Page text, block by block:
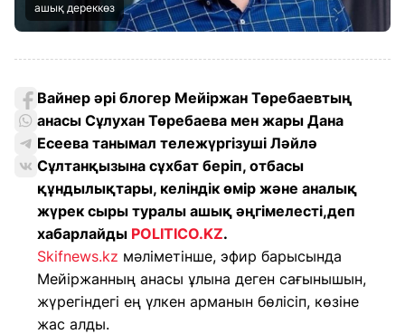
ашық дереккөз
Вайнер әрі блогер Мейіржан Төребаевтың
анасы Сұлухан Төребаева мен жары Дана
Есеева танымал тележүргізуші Ләйлә
Сұлтанқызына сұхбат беріп, отбасы
құндылықтары, келіндік өмір және аналық
жүрек сыры туралы ашық әңгімелесті,деп
хабарлайды POLITICO.KZ.
Skifnews.kz мәліметінше, эфир барысында
Мейіржанның анасы ұлына деген сағынышын,
жүрегіндегі ең үлкен арманын бөлісіп, көзіне
жас алды.